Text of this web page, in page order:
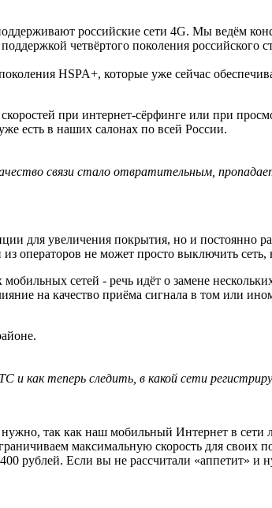
российские сети 4G. Мы ведём
четвёртого поколения российского
HSPA+, которые уже сейчас
при интернет-сёрфинге или при
есть в наших салонах по всей России.
связи стало отвратительным,
для увеличения покрытия, но и постоянно
операторов не может просто выключить сеть,
сетей - речь идёт о замене
на качество приёма сигнала в том или
и как теперь следить, в какой сети
так как наш мобильный Интернет в
максимальную скорость для своих
рублей. Если вы не рассчитали «аппетит»